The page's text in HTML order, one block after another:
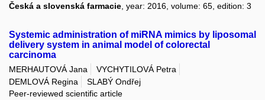
Česká a slovenská farmacie , year: 2016, volume: 65, edition: 3
Systemic administration of miRNA mimics by liposomal
delivery system in animal model of colorectal
carcinoma
MERHAUTOVÁ Jana
VYCHYTILOVÁ Petra
DEMLOVÁ Regina
SLABÝ Ondřej
Peer-reviewed scientific article